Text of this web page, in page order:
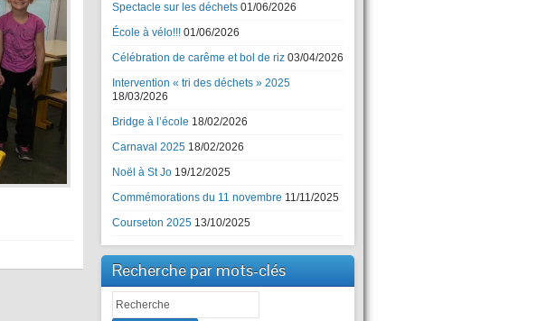
Spectacle sur les déchets 01/06/2026
École à vélo!!! 01/06/2026
Célébration de carême et bol de riz 03/04/2026
Intervention « tri des déchets » 2025
18/03/2026
Bridge à l’école 18/02/2026
Carnaval 2025 18/02/2026
Noël à St Jo 19/12/2025
Commémorations du 11 novembre 11/11/2025
Courseton 2025 13/10/2025
Recherche par mots-clés